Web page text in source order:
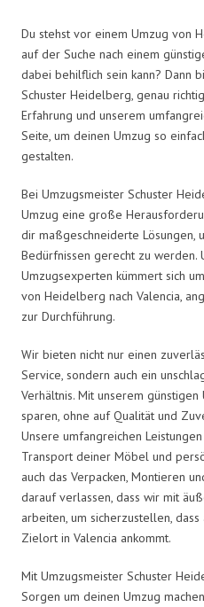
Du stehst vor einem Umzug von
auf der Suche nach einem
dabei behilflich sein kann? Dann
Schuster Heidelberg, genau
Erfahrung und unserem
Seite, um deinen Umzug so
gestalten.
Bei Umzugsmeister Schuster
Umzug eine große
dir maßgeschneiderte Lösungen,
Bedürfnissen gerecht zu werden.
Umzugsexperten kümmert sich
von Heidelberg nach Valencia,
zur Durchführung.
Wir bieten nicht nur einen
Service, sondern auch ein
Verhältnis. Mit unserem
sparen, ohne auf Qualität und
Unsere umfangreichen
Transport deiner Möbel und
auch das Verpacken, Montieren
darauf verlassen, dass wir mit
arbeiten, um sicherzustellen,
Zielort in Valencia ankommt.
Mit Umzugsmeister Schuster
Sorgen um deinen Umzug